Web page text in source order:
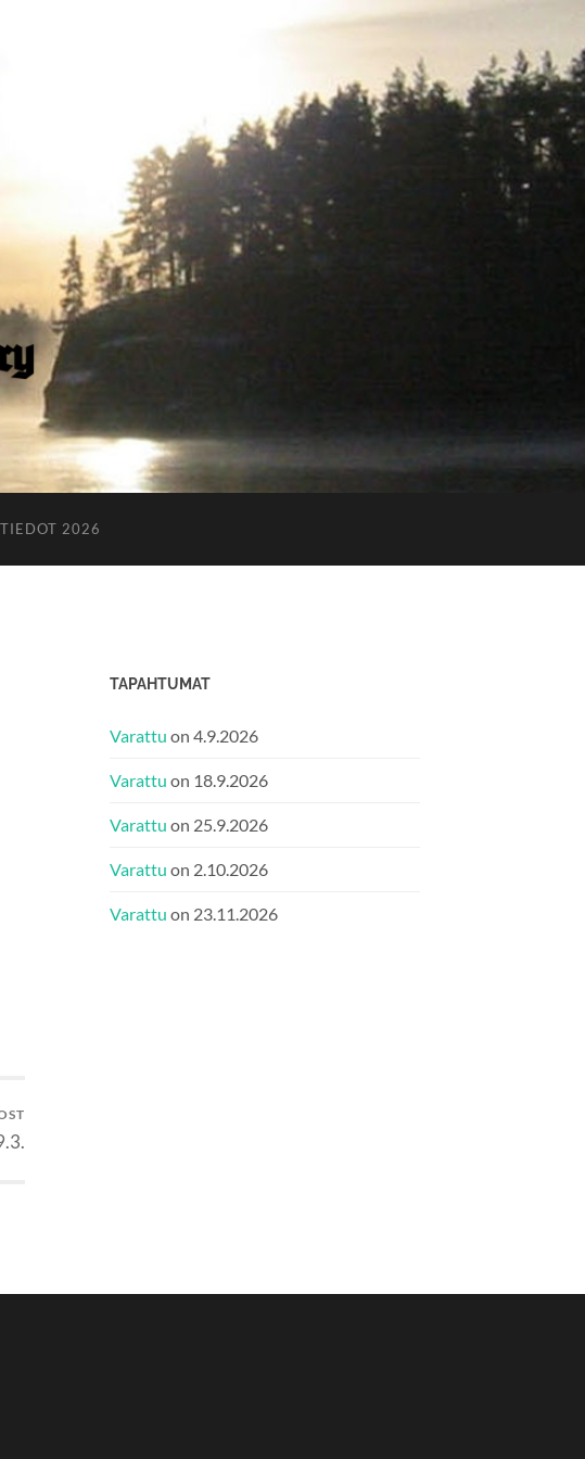
2026
TAPAHTUMAT
Varattu on 4.9.2026
Varattu on 18.9.2026
Varattu on 25.9.2026
Varattu on 2.10.2026
Varattu on 23.11.2026